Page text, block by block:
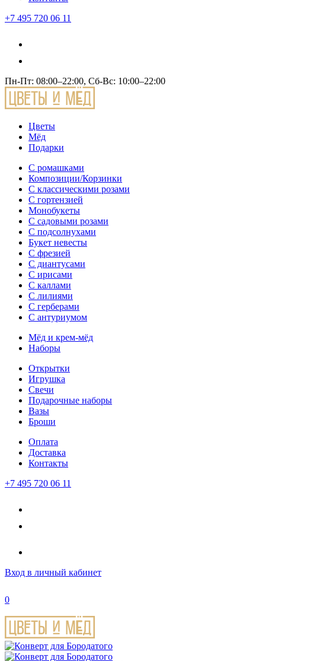
+7 495 720 06 11
Пн-Пт: 08:00–22:00, Сб-Вс: 10:00–22:00
Цветы
Мёд
Подарки
С ромашками
Композиции/Корзинки
С классическими розами
С гортензией
Монобукеты
С садовыми розами
С подсолнухами
Букет невесты
С фрезией
С диантусами
С ирисами
С каллами
C лилиями
С герберами
С антуриумом
Мёд и крем-мёд
Наборы
Открытки
Игрушка
Свечи
Подарочные наборы
Вазы
Броши
Оплата
Доставка
Контакты
+7 495 720 06 11
Вход в личный кабинет
0